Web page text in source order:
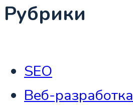
Рубрики
SEO
Веб-разработка